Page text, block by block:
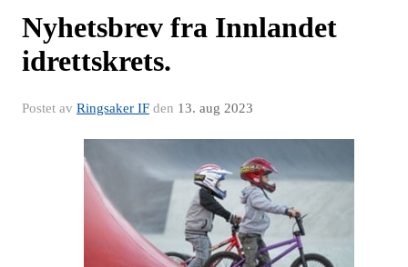
Nyhetsbrev fra Innlandet
idrettskrets.
Postet av Ringsaker IF den 13. aug 2023